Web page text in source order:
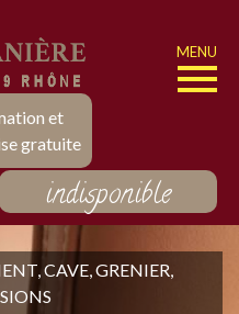
et
gratuite
MENU
indisponible
CAVE, GRENIER,